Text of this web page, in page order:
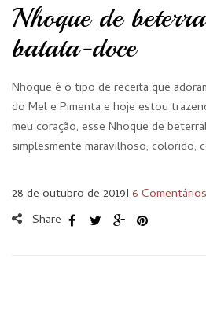
Nhoque de
batata-doce
Nhoque é o tipo de receita que
do Mel e Pimenta e hoje estou
meu coração, esse Nhoque de
simplesmente maravilhoso, colorido,
28 de outubro de 2019I 6 Comentários
Share